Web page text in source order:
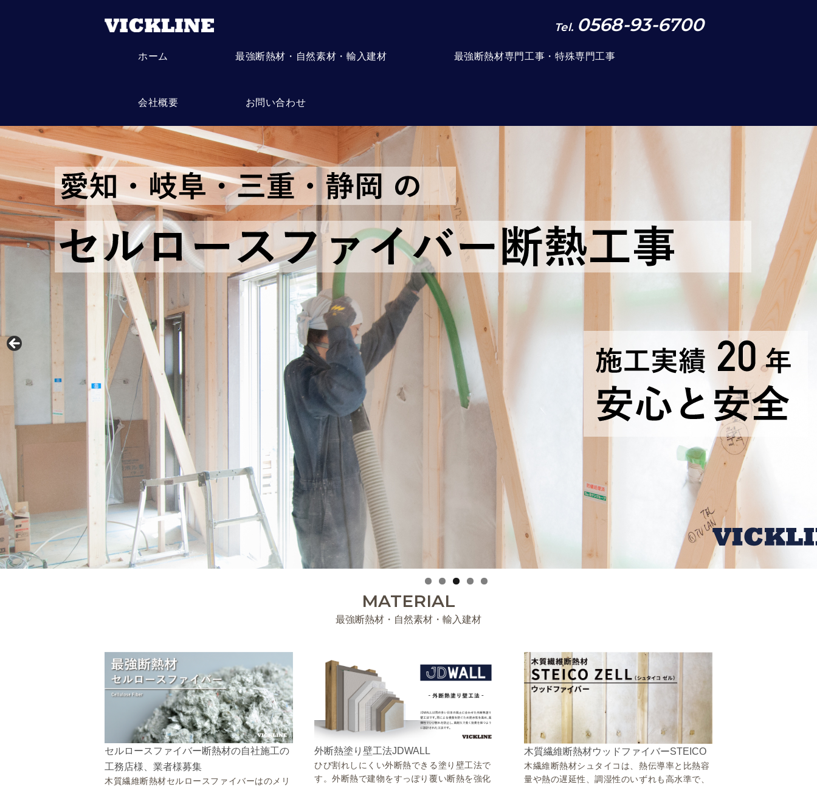
Tel. 0568-93-6700
ホーム 最強断熱材・自然素材・輸入建材 最強断熱材専門工事・特殊専門工事
会社概要 お問い合わせ
MATERIAL
最強断熱材・自然素材・輸入建材
セルロースファイバー断熱材の自社施工の
工務店様、業者様募集
木質繊維断熱材セルロースファイバーはのメリ
外断熱塗り壁工法JDWALL
ひび割れしにくい外断熱できる塗り壁工法で
す。外断熱で建物をすっぽり覆い断熱を強化
木質繊維断熱材ウッドファイバーSTEICO
木繊維断熱材シュタイコは、熱伝導率と比熱容
量や熱の遅延性、調湿性のいずれも高水準で、